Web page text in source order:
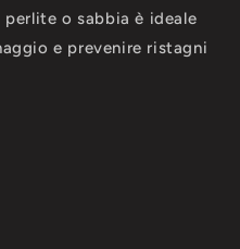
o sabbia è ideale
e prevenire ristagni